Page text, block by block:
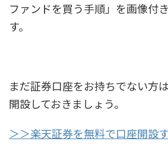
ファンドを買う手順」を画像付
す。
まだ証券口座をお持ちでない方
開設しておきましょう。
＞＞楽天証券を無料で口座開設